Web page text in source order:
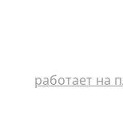
работает на